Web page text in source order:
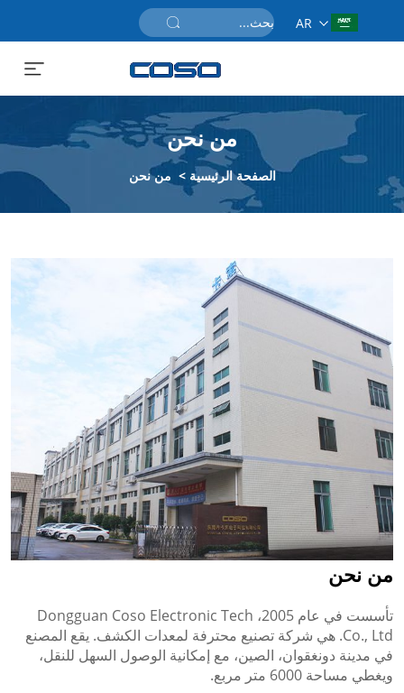
AR
احصل على عرض سعر
من نحن
الصفحة الرئيسية > من نحن
من نحن
تأسست في عام 2005، Dongguan Coso Electronic Tech
Co., Ltd. هي شركة تصنيع محترفة لمعدات الكشف. يقع المصنع
في مدينة دونغقوان، الصين، مع إمكانية الوصول السهل للنقل،
ويغطي مساحة 6000 متر مربع.